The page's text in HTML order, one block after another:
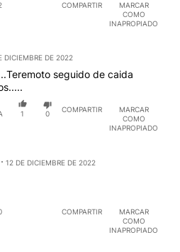
COMPARTIR
MARCAR
COMO
INAPROPIADO
DICIEMBRE DE 2022
seguido de caida
1 0
COMPARTIR
MARCAR
COMO
INAPROPIADO
12 DE DICIEMBRE DE 2022
COMPARTIR
MARCAR
COMO
INAPROPIADO